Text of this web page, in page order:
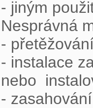
- jiným
Nesprávná
-
- instalace
nebo
-